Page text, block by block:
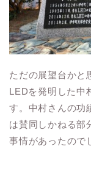
ただの展望台かと
LEDを発明した中
す。中村さんの功
は賛同しかねる部
事情があったので